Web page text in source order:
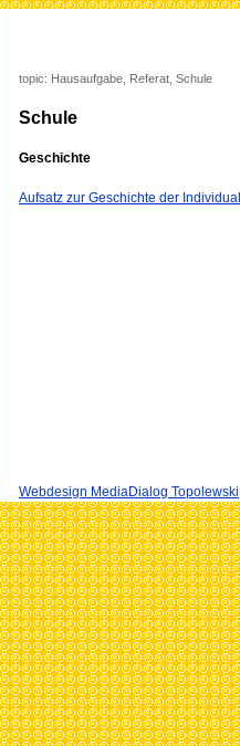
topic: Hausaufgabe, Referat, Schule
Schule
Geschichte
Aufsatz zur Geschichte der
Webdesign MediaDialog Topolewski